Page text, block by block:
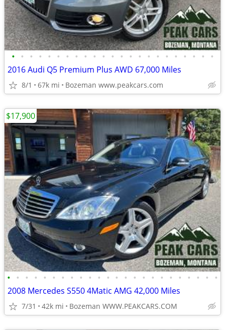
• • • • • • • • • • • • • • • • • • • • • • •
2016 Audi Q5 Premium Plus AWD 67,000 Miles
8/1 67k mi Bozeman www.peakcars.com
• • • • • • • • • • • • • • • • • • • • • • • •
2008 Mercedes S550 4Matic AMG 42,000 Miles
7/31 42k mi Bozeman WWW.PEAKCARS.COM
$17,900